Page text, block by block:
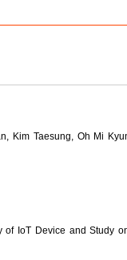
, Kim Taesung, Oh Mi
IoT Device and Study